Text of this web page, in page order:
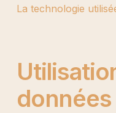
La technologie
données